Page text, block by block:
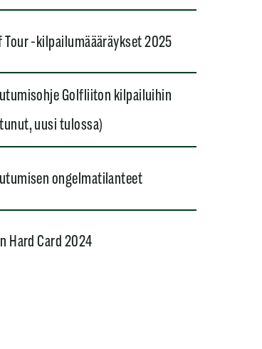
Tour -kilpailumäääräykset 2025
Golfliiton kilpailuihin
uusi tulossa)
ongelmatilanteet
Hard Card 2024